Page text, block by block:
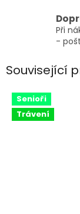
Při
-
Související
Senioři
Trávení